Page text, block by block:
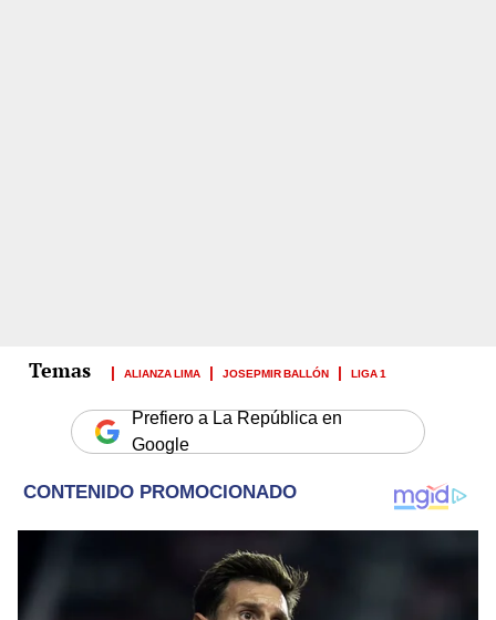
ALIANZA LIMA JOSEPMIR BALLÓN LIGA 1
Prefiero a La República en
Google